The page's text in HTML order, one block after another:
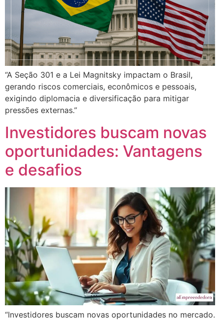
“A Seção 301 e a Lei Magnitsky impactam o Brasil,
gerando riscos comerciais, econômicos e pessoais,
exigindo diplomacia e diversificação para mitigar
pressões externas.”
Investidores buscam novas
oportunidades: Vantagens
e desafios
“Investidores buscam novas oportunidades no mercado.